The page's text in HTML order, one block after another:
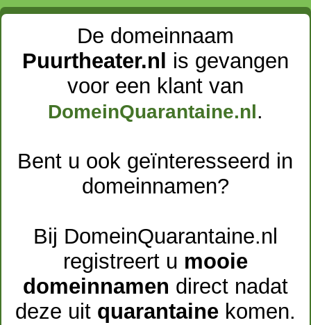
De domeinnaam
Puurtheater.nl
is gevangen
voor een klant van
DomeinQuarantaine.nl .
Bent u ook geïnteresseerd in
domeinnamen?
Bij DomeinQuarantaine.nl
registreert u mooie
domeinnamen direct nadat
deze uit quarantainekomen.